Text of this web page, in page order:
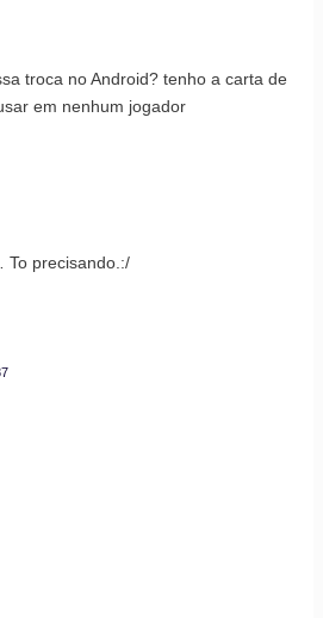
troca no Android? tenho a carta de
em nenhum jogador
To precisando.:/